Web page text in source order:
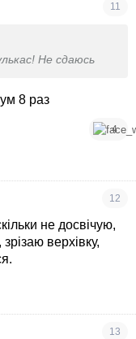
11
Не сдаюсь
8 раз
4
12
не досвічую,
верхівку,
13